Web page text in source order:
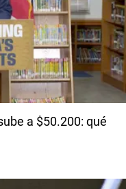
a $50.200: qué